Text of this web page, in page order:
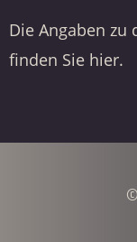
Die Angaben zu
finden Sie hier.